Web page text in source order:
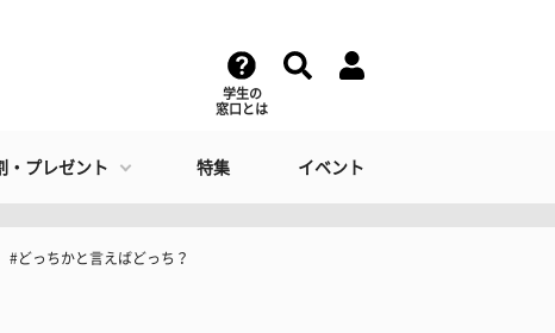
学生の
窓口とは
・プレゼント 特集 イベント
#どっちかと言えばどっち？